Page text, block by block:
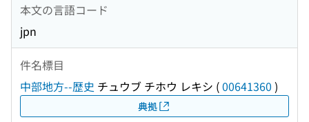
本文の言語コード
jpn
件名標目
中部地方--歴史 チュウブ チホウ レキシ (00641360 )
典拠